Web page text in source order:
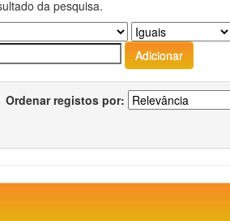
da pesquisa.
Ordenar registos por: